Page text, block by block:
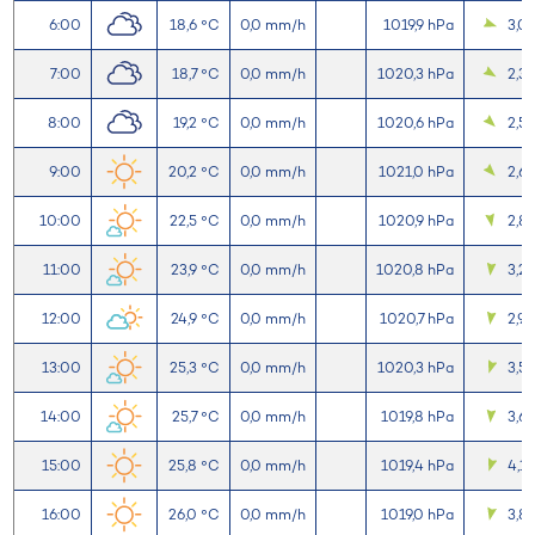
6:00 18,6 °C 0,0 mm/h 1019,9 hPa 3,0
7:00 18,7 °C 0,0 mm/h 1020,3 hPa 2,3
8:00 19,2 °C 0,0 mm/h 1020,6 hPa 2,5
9:00 20,2 °C 0,0 mm/h 1021,0 hPa 2,6
10:00 22,5 °C 0,0 mm/h 1020,9 hPa 2,8
11:00 23,9 °C 0,0 mm/h 1020,8 hPa 3,2
12:00 24,9 °C 0,0 mm/h 1020,7 hPa 2,9
13:00 25,3 °C 0,0 mm/h 1020,3 hPa 3,5
14:00 25,7 °C 0,0 mm/h 1019,8 hPa 3,6
15:00 25,8 °C 0,0 mm/h 1019,4 hPa 4,1
16:00 26,0 °C 0,0 mm/h 1019,0 hPa 3,8